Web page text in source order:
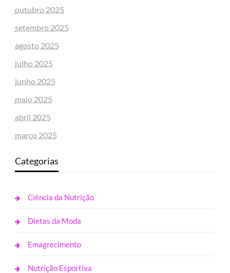
outubro 2025
setembro 2025
agosto 2025
julho 2025
junho 2025
maio 2025
abril 2025
março 2025
Categorias
Ciência da Nutrição
Dietas da Moda
Emagrecimento
Nutrição Esportiva